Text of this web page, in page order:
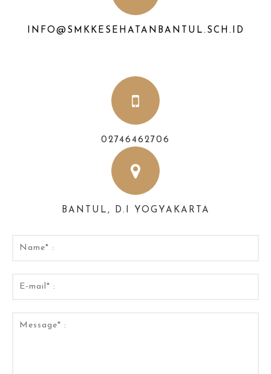
INFO@SMKKESEHATANBANTUL.SCH.ID
02746462706
BANTUL, D.I YOGYAKARTA